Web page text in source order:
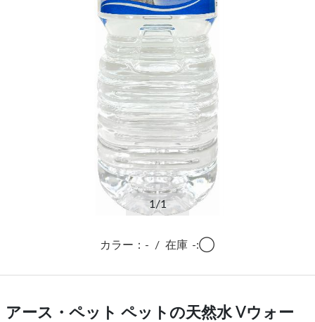
1/1
カラー：- / 在庫 -:◯
アース・ペット ペットの天然水 Vウォー